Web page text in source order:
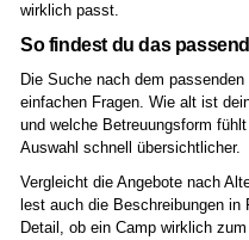
wirklich passt.
So findest du das
Die Suche nach dem
einfachen Fragen. Wie alt ist
und welche Betreuungsform
Auswahl schnell übersichtlicher.
Vergleicht die Angebote nach
lest auch die Beschreibungen
Detail, ob ein Camp wirklich